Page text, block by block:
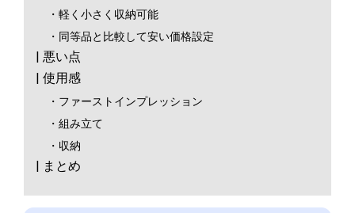
・軽く小さく収納可能
・同等品と比較して安い価格設定
| 悪い点
| 使用感
・ファーストインプレッション
・組み立て
・収納
| まとめ